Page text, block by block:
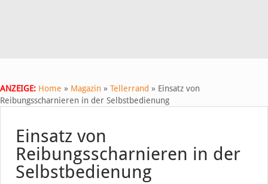
ANZEIGE: Home » Magazin » Tellerrand » Einsatz von
Reibungsscharnieren in der Selbstbedienung
Einsatz von
Reibungsscharnieren in der
Selbstbedienung